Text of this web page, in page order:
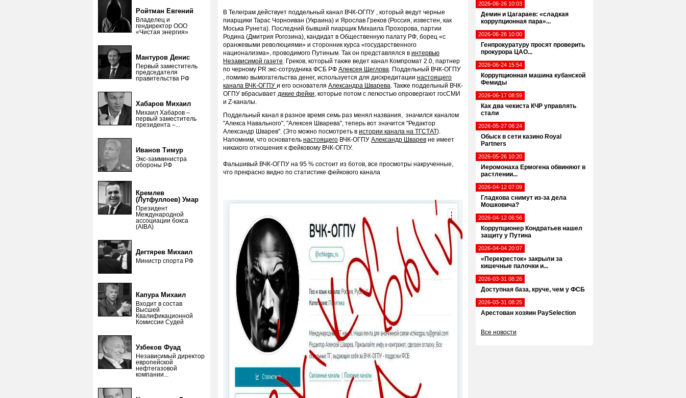
2026-06-26 10:03
Демин и Цагараев: «сладкая
коррупционная пара»...
2026-06-26 10:00
Генпрокуратуру просят проверить
прокурора ЦАО...
2026-06-24 15:54
Коррупционная машина кубанской
Фемиды
2026-06-17 08:59
Как два чекиста КЧР управлять
стали
2026-05-27 06:24
Обыск в сети казино Royal
Partners
2026-05-26 10:20
Иеромонаха Ермогена обвиняют в
растлении...
2026-04-12 07:09
Гладкова снимут из-за дела
Мошковича?
2026-04-12 06:56
Коррупционер Кондратьев нашел
защиту у Путина
2026-04-04 20:07
«Перекресток» закрыли за
кишечные палочки и...
2026-03-31 08:26
Доступная база, круче, чем у ФСБ
2026-03-31 08:25
Арестован хозяин PaySelection
Все новости
Ройтман Евгений
Владелец и
гендиректор ООО
«Чистая энергия»
Мантуров Денис
Первый заместитель
председателя
правительства РФ
Хабаров Михаил
Михаил Хабаров –
первый заместитель
президента –...
Иванов Тимур
Экс-замминистра
обороны РФ
Кремлев
(Лутфуллоев) Умар
Президент
Международной
ассоциации бокса
(AIBA)
Дегтярев Михаил
Министр спорта РФ
Капура Михаил
Входит в состав
Высшей
Квалификационной
Комиссии Судей
Узбеков Фуад
Независимый директор
европейской
нефтегазовой
компании...
В Телеграм действует поддельный канал ВЧК-ОГПУ , который ведут черные
пиарщики Тарас Чорноиван (Украина) и Ярослав Греков (Россия, известен, как
Моська Рунета). Последний бывший пиарщик Михаила Прохорова, партии
Родина (Дмитрия Рогозина), кандидат в Общественную палату РФ, борец «с
оранжевыми революциями» и сторонник курса «государственного
национализма», проводимого Путиным. Так он представлялся в интервью
Независимой газете. Греков, который также ведет канал Компромат 2.0, партнер
по черному PR экс-сотрудника ФСБ РФ Алексея Щеглова. Поддельный ВЧК-ОГПУ
, помимо вымогательства денег, используется для дискредитации настоящего
канала ВЧК-ОГПУ и его основателя Александра Шварева. Также поддельный ВЧК-
ОГПУ вбрасывает дикие фейки, которые потом с легкостью опровергают госСМИ
и Z-каналы.
Поддельный канал в разное время семь раз менял названия, значился каналом
"Алекса Навального", "Алексея Шварева", теперь вот значится "Редактор
Александр Шварев". (Это можно посмотреть в истории канала на ТГСТАТ).
Напомним, что основатель настоящего ВЧК-ОГПУ Александр Шварев не имеет
никакого отношения к фейковому ВЧК-ОГПУ.
Фальшивый ВЧК-ОГПУ на 95 % состоит из ботов, все просмотры накрученные,
что прекрасно видно по статистике фейкового канала